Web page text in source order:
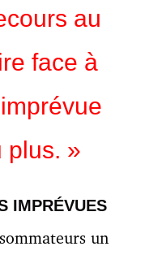
au
face à
plus. »
IMPRÉVUES
un